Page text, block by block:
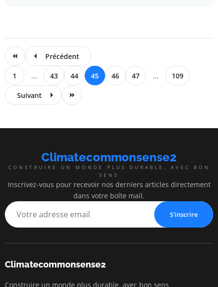
Précédent
1 ... 43 44 45 46 47 ... 109
Suivant
Climatecommonsense2
CONSTRUIRE UN MONDE PLUS DURABLE, AVEC BON
SENS
Inscrivez-vous pour recevoir nos derniers articles directement
dans votre boîte mail.
S'inscrire
Climatecommonsense2
Construire un monde plus durable, avec bon sens